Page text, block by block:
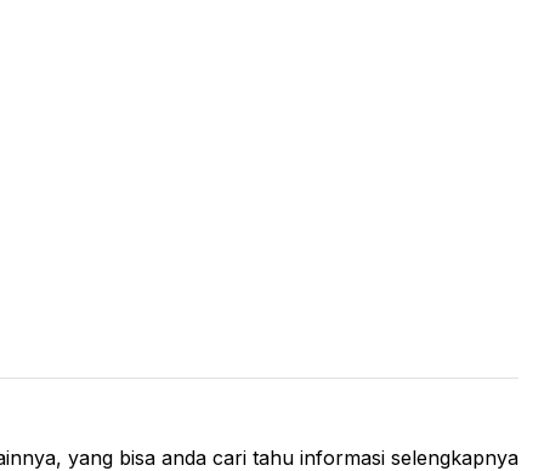
yang bisa anda cari tahu informasi selengkapnya